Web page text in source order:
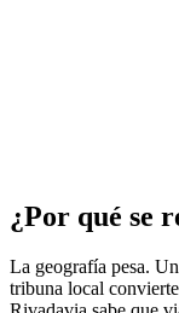
¿Por qué se
La geografía pesa.
tribuna local